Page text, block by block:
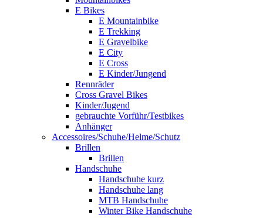
E Bikes
E Mountainbike
E Trekking
E Gravelbike
E City
E Cross
E Kinder/Jungend
Rennräder
Cross Gravel Bikes
Kinder/Jugend
gebrauchte Vorführ/Testbikes
Anhänger
Accessoires/Schuhe/Helme/Schutz
Brillen
Brillen
Handschuhe
Handschuhe kurz
Handschuhe lang
MTB Handschuhe
Winter Bike Handschuhe